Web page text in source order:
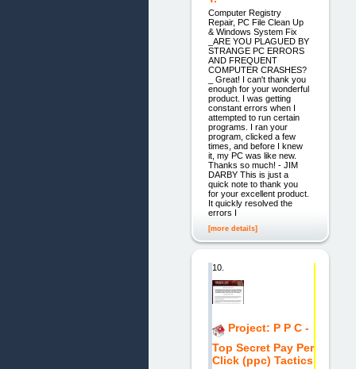
Computer Registry
Repair, PC File Clean Up
& Windows System Fix
_ARE YOU PLAGUED BY
STRANGE PC ERRORS
AND FREQUENT
COMPUTER CRASHES?
_ Great! I can't thank you
enough for your wonderful
product. I was getting
constant errors when I
attempted to run certain
programs. I ran your
program, clicked a few
times, and before I knew
it, my PC was like new.
Thanks so much! - JIM
DARBY This is just a
quick note to thank you
for your excellent product.
It quickly resolved the
errors I
[more details]
10.
Project: P P C -
Top Secret Pay Per
Click (ppc) Tactics